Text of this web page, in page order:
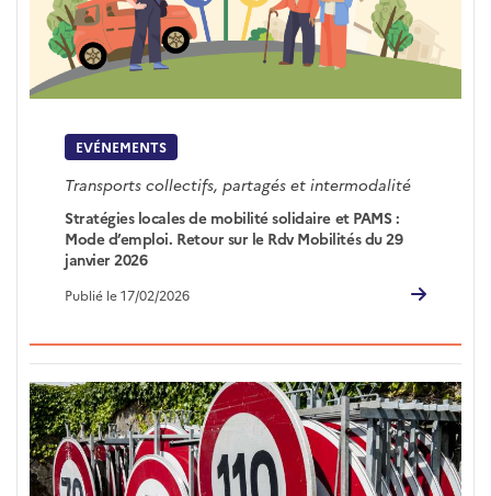
EVÉNEMENTS
Transports collectifs, partagés et intermodalité
Stratégies locales de mobilité solidaire et PAMS :
Mode d’emploi. Retour sur le Rdv Mobilités du 29
janvier 2026
Publié le 17/02/2026